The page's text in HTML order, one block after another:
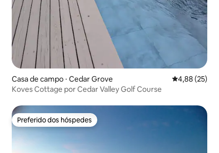
Casa de campo ⋅ Cedar Grove 4,88 de uma
4,88 (25)
Koves Cottage por Cedar Valley Golf Course
Preferido dos hóspedes
Preferido dos hóspedes